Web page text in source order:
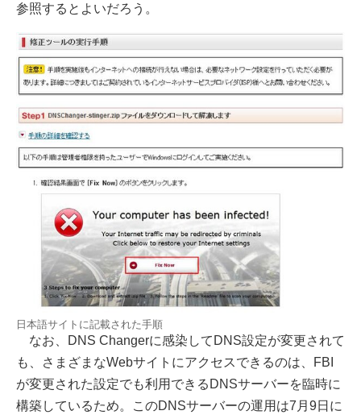
参照するとよいだろう。
日本語サイトに記載された手順
なお、DNS Changerに感染してDNS設定が変更されて
も、さまざまなWebサイトにアクセスできるのは、FBI
が変更された設定でも利用できるDNSサーバーを臨時に
構築しているため。このDNSサーバーの運用は7月9日に